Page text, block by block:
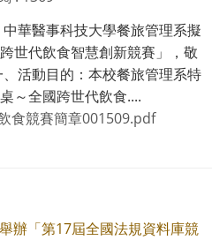
華醫事科技大學餐旅管理系擬
世代飲食智慧創新競賽」，敬
活動目的：本校餐旅管理系特
～全國跨世代飲食....
食競賽簡章001509.pdf
辦「第17屆全國法規資料庫競